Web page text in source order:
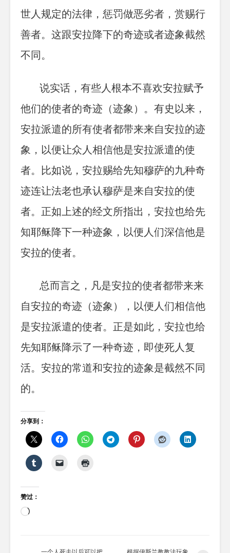
世人规定的法律，惩罚做恶劣者，赏赐行
善者。这跟安拉降下的奇迹或者迹象截然
不同。
说实话，有些人根本不喜欢安拉赋予
他们的使者的奇迹（迹象）。有史以来，
安拉派遣的所有使者都带来来自安拉的迹
象，以便让众人相信他是安拉派遣的使
者。比如说，安拉赐给先知穆萨的九种奇
迹连让法老也承认穆萨是来自安拉的使
者。正如上述的经文所指出，安拉也给先
知耶稣降下一种迹象，以便人们深信他是
安拉的使者。
总而言之，凡是安拉的使者都带来来
自安拉的奇迹（迹象），以便人们相信他
是安拉派遣的使者。正是如此，安拉也给
先知耶稣降示了一种奇迹，即使死人复
活。 安拉的常道和安拉的迹象是截然不同
的。
分享到：
赞过：
正
载…